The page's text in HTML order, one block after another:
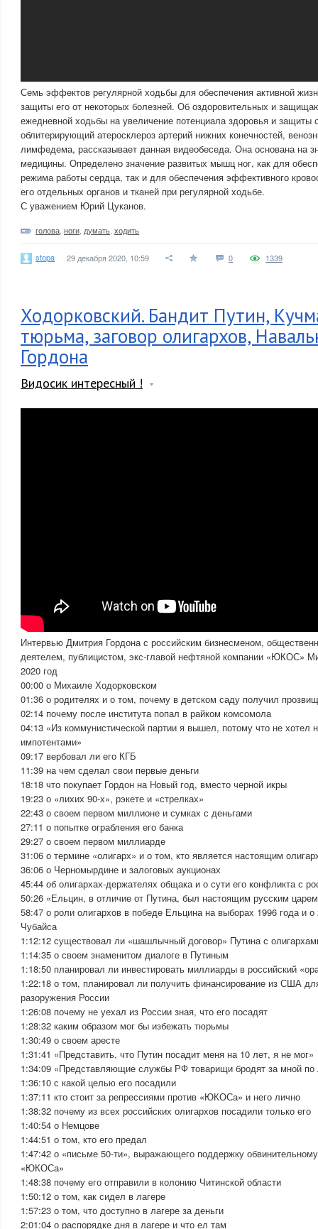
Семь эффектов регулярной ходьбы для обеспечения активной
защиты его от некоторых болезней. Об оздоровительных и
ежедневной ходьбы на увеличение потенциала здоровья и защиты
облитерирующий атеросклероз артерий нижних конечностей,
лимфедема, рассказывает данная видеобеседа. Она основана на
медицины. Определено значение развитых мышц ног, как для
режима работы сердца, так и для обеспечения эффективного
его отдельных органов и тканей при регулярной ходьбе.
С уважением Юрий Цуканов.
голова ноги думать ходить
stopa 29 декабря 2020, 10:59 0 1339
Ходорковский. Бандит Путин,
тюрьма, заговор олигархов,
Гордона
Видосик интересный !
Интервью Дмитрия Гордона с российским бизнесменом,
деятелем, публицистом, экс-главой нефтяной компании «ЮКОС»
2020 год
00:00 о Михаиле Ходорковском
01:36 о родителях и о том, почему в детском саду получил
02:14 почему после института попал в райком комсомола
04:13 «Из коммунистической партии я вышел, потому что не хотел
импотентами»
09:17 вербовал ли его КГБ
11:39 на чем сделал свои первые деньги
18:18 что покупает Гордон на Новый год, вместо черной икры
19:23 о «лихих 90-х», рэкете и «стрелках»
22:43 о своем первом миллионе и сумках с деньгами
27:11 о попытке ограбления его банка
29:27 о своем первом миллиарде
31:06 о термине «олигарх» и о том, кто является настоящим
36:06 о Черномырдине и залоговых аукционах
45:44 об олигархах-держателях общака и о сути его конфликта с
50:26 «Ельцин, в отличие от Путина, был настоящим русским
58:47 о роли олигархов в победе Ельцина на выборах 1996 года и
Чубайса
1:12:12 существовал ли «шашлычный договор» Путина с
1:14:35 о своем знаменитом диалоге в Путиным
1:18:50 планировал ли инвестировать миллиарды в российский
1:22:18 о том, планировал ли получить финансирование из США
разоружения России
1:26:08 почему не уехал из России зная, что его посадят
1:28:32 каким образом мог бы избежать тюрьмы
1:30:49 о своем аресте
1:31:41 «Представить, что Путин посадит меня на 10 лет, я не мог»
1:34:09 «Представляющие службы РФ товарищи бродят за мной по
1:36:10 с какой целью его посадили
1:37:11 кто стоит за репрессиями против «ЮКОСа» и него лично
1:38:32 почему из всех российских олигархов посадили только его
1:40:54 о Немцове
1:44:51 о том, кто его предал
1:47:42 о «письме 50-ти», выражающего поддержку
«ЮКОСа»
1:48:38 почему его отправили в колонию Читинской области
1:50:12 о том, как сидел в лагере
1:57:23 о том, что доступно в лагере за деньги
2:01:04 о распорядке дня в лагере и что ел там